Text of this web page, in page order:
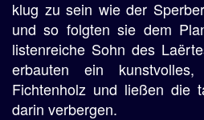
klug zu sein wie der
und so folgten sie dem
listenreiche Sohn des
erbauten ein
Fichtenholz und ließen die
darin verbergen.